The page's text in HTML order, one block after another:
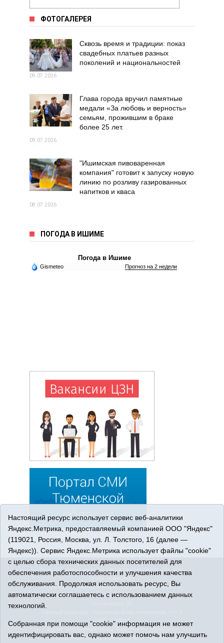
ФОТОГАЛЕРЕЯ
Сквозь время и традиции: показ
свадебных платьев разных
поколений и национальностей
09.07.2026
Глава города вручил памятные
медали «За любовь и верность»
семьям, прожившим в браке
более 25 лет.
09.07.2026
"Ишимская пивоваренная
компания" готовит к запуску новую
линию по розливу газированных
напитков и кваса
08.07.2026
ПОГОДА В ИШИМЕ
Погода в Ишиме
Gismeteo Прогноз на 2 недели
© 2026 Сетевое издание «Ишимская правда». 16+. Все
права защищены.
© При использовании материалов ссылка обязательна.
Адрес редакции: 627750 Тюменская область, г. Ишим, ул.
(34551) 23814
Адрес электронной почты:
IshimPravda-1@obl72.ru
Регистрационный номер СМИ Эл № ФС77-69445 выдано
Настоящий ресурс использует сервис веб-аналитики
Яндекс.Метрика, предоставляемый компанией ООО "Яндекс"
(119021, Россия, Москва, ул. Л. Толстого, 16 (далее —
Яндекс)). Сервис Яндекс.Метрика использует файлы "cookie"
с целью сбора технических данных посетителей для
обеспечения работоспособности и улучшения качества
обслуживания. Продолжая использовать ресурс, Вы
автоматически соглашаетесь с использованием данных
технологий.
Собранная при помощи "cookie" информация не может
идентифицировать вас, однако может помочь нам улучшить